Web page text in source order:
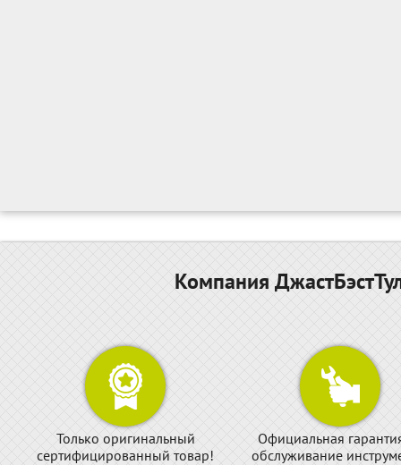
Компания
Только оригинальный
сертифицированный товар!
Официальная
обслуживание